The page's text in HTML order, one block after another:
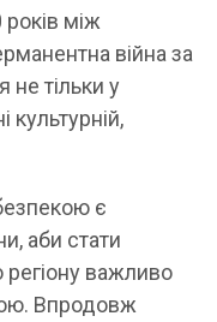
між
війна за
не тільки у
культурній,
є
аби стати
регіону важливо
Впродовж